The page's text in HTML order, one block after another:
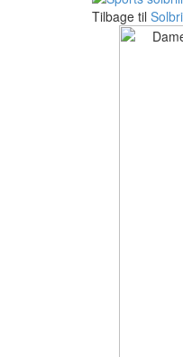
Tilbage til